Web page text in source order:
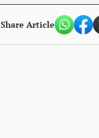
Share Article